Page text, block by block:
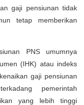
gaji pensiunan tidak
tetap memberikan
PNS umumnya
(IHK) atau indeks
gaji pensiunan
pemerintah
yang lebih tinggi